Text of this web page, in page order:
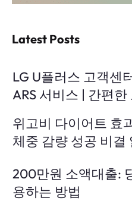
Latest Posts
LG U플러스 고객센
ARS 서비스 | 간편한
위고비 다이어트 효
체중 감량 성공 비결
200만원 소액대출:
용하는 방법